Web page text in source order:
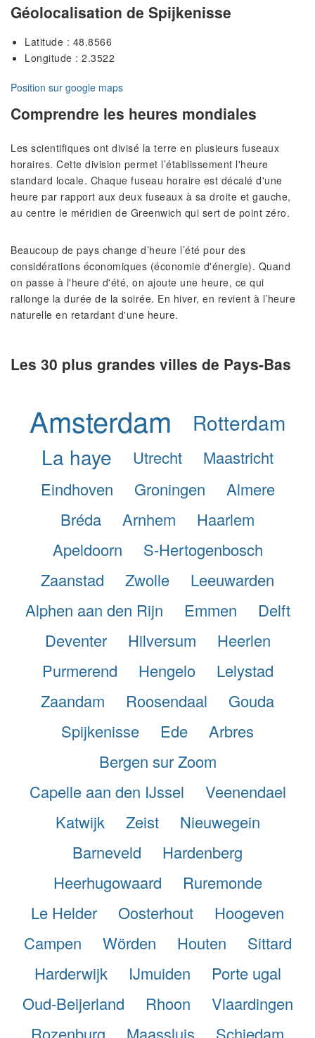
Géolocalisation de Spijkenisse
Latitude : 48.8566
Longitude : 2.3522
Position sur google maps
Comprendre les heures mondiales
Les scientifiques ont divisé la terre en plusieurs fuseaux
horaires. Cette division permet l’établissement l'heure
standard locale. Chaque fuseau horaire est décalé d'une
heure par rapport aux deux fuseaux à sa droite et gauche,
au centre le méridien de Greenwich qui sert de point zéro.
Beaucoup de pays change d’heure l’été pour des
considérations économiques (économie d'énergie). Quand
on passe à l'heure d'été, on ajoute une heure, ce qui
rallonge la durée de la soirée. En hiver, en revient à l’heure
naturelle en retardant d'une heure.
Les 30 plus grandes villes de Pays-Bas
Amsterdam
Rotterdam
La haye
Utrecht
Maastricht
Eindhoven
Groningen
Almere
Bréda
Arnhem
Haarlem
Apeldoorn
S-Hertogenbosch
Zaanstad
Zwolle
Leeuwarden
Alphen aan den Rijn
Emmen
Delft
Deventer
Hilversum
Heerlen
Purmerend
Hengelo
Lelystad
Zaandam
Roosendaal
Gouda
Spijkenisse
Ede
Arbres
Bergen sur Zoom
Capelle aan den IJssel
Veenendael
Katwijk
Zeist
Nieuwegein
Barneveld
Hardenberg
Heerhugowaard
Ruremonde
Le Helder
Oosterhout
Hoogeven
Campen
Wörden Houten
Sittard
Harderwijk
IJmuiden
Porte ugal
Oud-Beijerland
Rhoon
Vlaardingen
Rozenburg
Maassluis Schiedam